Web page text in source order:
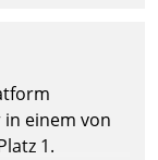
in einem von
1.